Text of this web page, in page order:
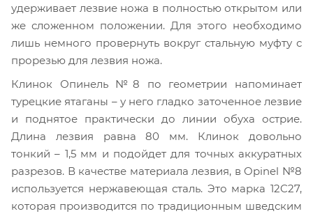
удерживает лезвие ножа в полностью открытом или
же сложенном положении. Для этого необходимо
лишь немного провернуть вокруг стальную муфту с
прорезью для лезвия ножа.
Клинок Опинель №8 по геометрии напоминает
турецкие ятаганы – у него гладко заточенное лезвие
и поднятое практически до линии обуха острие.
Длина лезвия равна 80 мм. Клинок довольно
тонкий – 1,5 мм и подойдет для точных аккуратных
разрезов. В качестве материала лезвия, в Opinel №8
используется нержавеющая сталь. Это марка 12C27,
которая производится по традиционным шведским